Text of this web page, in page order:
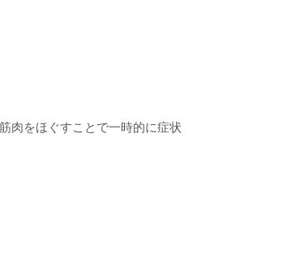
肉をほぐすことで一時的に症状